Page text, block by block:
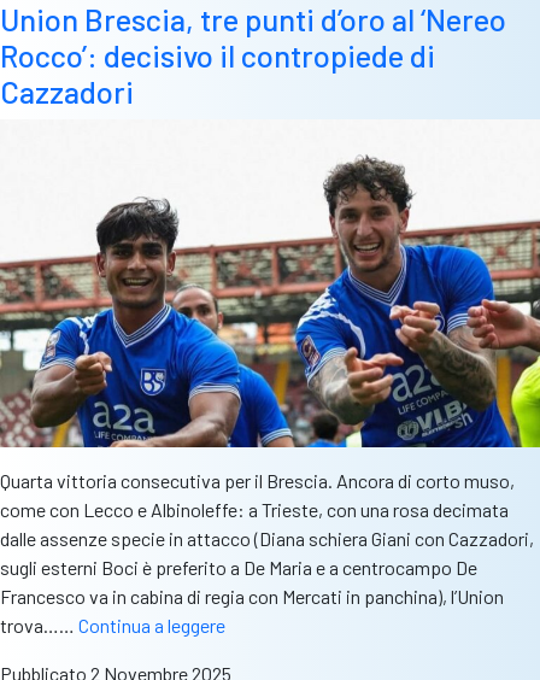
Union Brescia, tre punti d’oro al ‘Nereo
Rocco’: decisivo il contropiede di
Cazzadori
Quarta vittoria consecutiva per il Brescia. Ancora di corto muso,
come con Lecco e Albinoleffe: a Trieste, con una rosa decimata
dalle assenze specie in attacco (Diana schiera Giani con Cazzadori,
sugli esterni Boci è preferito a De Maria e a centrocampo De
Francesco va in cabina di regia con Mercati in panchina), l’Union
trova…… Continua a leggereUnion
Pubblicato 2 Novembre 2025